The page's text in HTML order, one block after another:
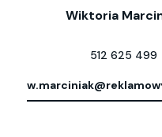
Wiktoria
512 625 499